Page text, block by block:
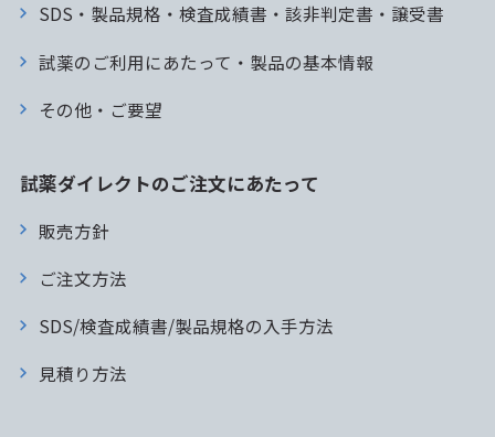
SDS・製品規格・検査成績書・該非判定書・譲受書
試薬のご利用にあたって・製品の基本情報
その他・ご要望
試薬ダイレクトのご注文にあたって
販売方針
ご注文方法
SDS/検査成績書/製品規格の入手方法
見積り方法